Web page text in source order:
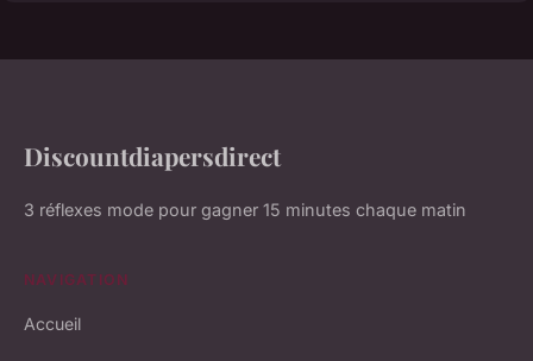
Discountdiapersdirect
3 réflexes mode pour gagner 15 minutes chaque matin
NAVIGATION
Accueil